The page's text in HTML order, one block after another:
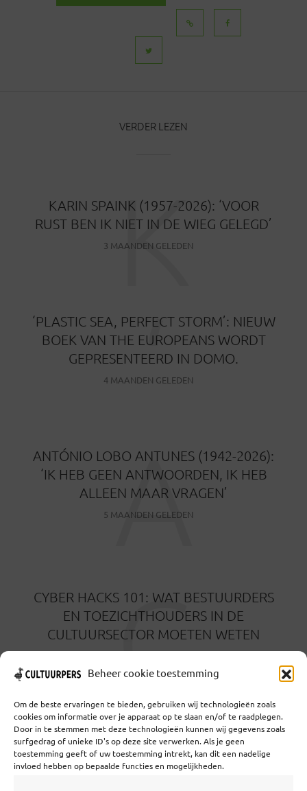
Beheer cookie toestemming
Om de beste ervaringen te bieden, gebruiken wij technologieën zoals
cookies om informatie over je apparaat op te slaan en/of te raadplegen.
Door in te stemmen met deze technologieën kunnen wij gegevens zoals
surfgedrag of unieke ID's op deze site verwerken. Als je geen
toestemming geeft of uw toestemming intrekt, kan dit een nadelige
invloed hebben op bepaalde functies en mogelijkheden.
VERDER LEZEN
KARIN SPAINK (1957-2026): ‘VOOR
RUST BEN IK NIET IN DE WIEG GELEGD’
3 MAANDEN GELEDEN
K
‘PLASTIC SEA, PERFECT STORM’: NIEUW
BOEK VAN THE EUROPEANS WORDT
GEPRESENTEERD IN DOMO.
4 MAANDEN GELEDEN
‘
ANTÓNIO LOBO ANTUNES (1942-2026):
‘IK HEB GEEN ANTWOORDEN, IK HEB
ALLEEN MAAR VRAGEN’
5 MAANDEN GELEDEN
A
CYBER HACKS 101: WAT BESTUURDERS
EN TOEZICHTHOUDERS IN DE
CULTUURSECTOR MOETEN WETEN
C
Coöperatief Cultureel Persbureau U.A. | Salzburg 29 |
3524KS Utrecht | KvK: 55573592 |Btw: